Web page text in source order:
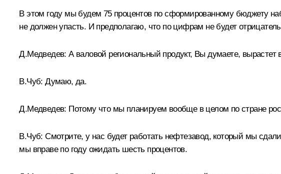
В этом году мы будем 75 процентов по сформированному бюджету
не должен упасть. И предполагаю, что по цифрам не будет
Д.Медведев: А валовой региональный продукт, Вы думаете, вырастет
В.Чуб: Думаю, да.
Д.Медведев: Потому что мы планируем вообще в целом по стране
В.Чуб: Смотрите, у нас будет работать нефтезавод, который мы
мы вправе по году ожидать шесть процентов.